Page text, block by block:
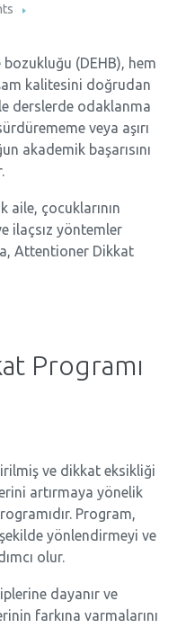
(DEHB), hem
kalitesini doğrudan
derslerde odaklanma
veya aşırı
akademik başarısını
aile, çocuklarının
ilaçsız yöntemler
Attentioner Dikkat
Programı
ve dikkat eksikliği
artırmaya yönelik
Program,
yönlendirmeyi ve
olur.
dayanır ve
farkına varmalarını